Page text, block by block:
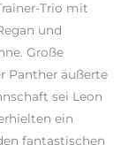
Trio mit
und
Große
Panther äußerte
sei Leon
ein
fantastischen